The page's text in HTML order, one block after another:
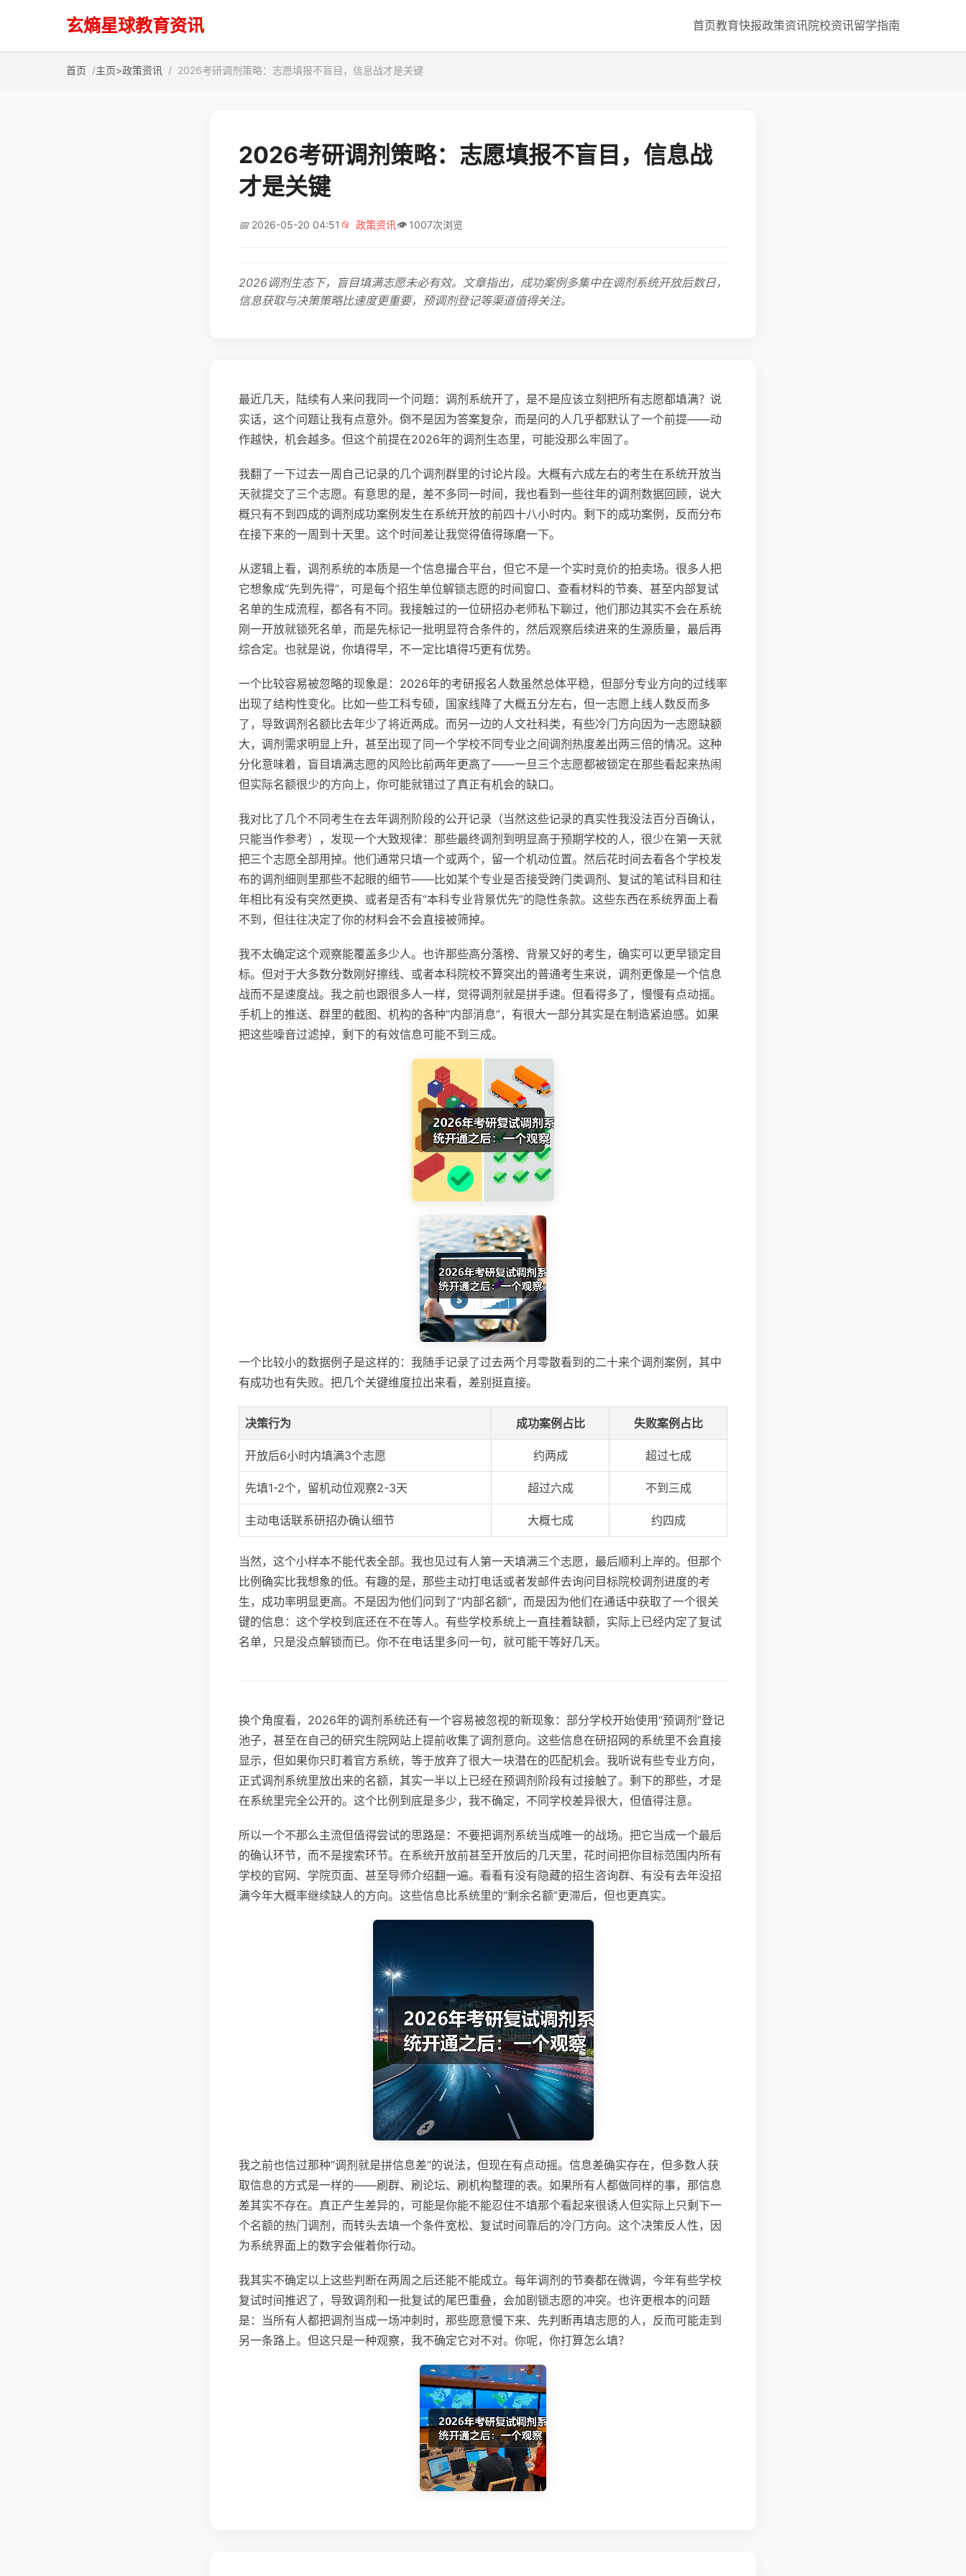
玄熵星球教育资讯 首页教育快报政策资讯院校资讯留学指南
首页 主页>政策资讯 2026考研调剂策略：志愿填报不盲目，信息战才是关键
2026考研调剂策略：志愿填报不盲目，信息战
才是关键
📅 2026-05-20 04:51 📂 政策资讯👁️ 1007次浏览
2026调剂生态下，盲目填满志愿未必有效。文章指出，成功案例多集中在调剂系统开放后数日，
信息获取与决策策略比速度更重要，预调剂登记等渠道值得关注。
最近几天，陆续有人来问我同一个问题：调剂系统开了，是不是应该立刻把所有志愿都填满？说
实话，这个问题让我有点意外。倒不是因为答案复杂，而是问的人几乎都默认了一个前提——动
作越快，机会越多。但这个前提在2026年的调剂生态里，可能没那么牢固了。
我翻了一下过去一周自己记录的几个调剂群里的讨论片段。大概有六成左右的考生在系统开放当
天就提交了三个志愿。有意思的是，差不多同一时间，我也看到一些往年的调剂数据回顾，说大
概只有不到四成的调剂成功案例发生在系统开放的前四十八小时内。剩下的成功案例，反而分布
在接下来的一周到十天里。这个时间差让我觉得值得琢磨一下。
从逻辑上看，调剂系统的本质是一个信息撮合平台，但它不是一个实时竞价的拍卖场。很多人把
它想象成“先到先得”，可是每个招生单位解锁志愿的时间窗口、查看材料的节奏、甚至内部复试
名单的生成流程，都各有不同。我接触过的一位研招办老师私下聊过，他们那边其实不会在系统
刚一开放就锁死名单，而是先标记一批明显符合条件的，然后观察后续进来的生源质量，最后再
综合定。也就是说，你填得早，不一定比填得巧更有优势。
一个比较容易被忽略的现象是：2026年的考研报名人数虽然总体平稳，但部分专业方向的过线率
出现了结构性变化。比如一些工科专硕，国家线降了大概五分左右，但一志愿上线人数反而多
了，导致调剂名额比去年少了将近两成。而另一边的人文社科类，有些冷门方向因为一志愿缺额
大，调剂需求明显上升，甚至出现了同一个学校不同专业之间调剂热度差出两三倍的情况。这种
分化意味着，盲目填满志愿的风险比前两年更高了——一旦三个志愿都被锁定在那些看起来热闹
但实际名额很少的方向上，你可能就错过了真正有机会的缺口。
我对比了几个不同考生在去年调剂阶段的公开记录（当然这些记录的真实性我没法百分百确认，
只能当作参考），发现一个大致规律：那些最终调剂到明显高于预期学校的人，很少在第一天就
把三个志愿全部用掉。他们通常只填一个或两个，留一个机动位置。然后花时间去看各个学校发
布的调剂细则里那些不起眼的细节——比如某个专业是否接受跨门类调剂、复试的笔试科目和往
年相比有没有突然更换、或者是否有“本科专业背景优先”的隐性条款。这些东西在系统界面上看
不到，但往往决定了你的材料会不会直接被筛掉。
我不太确定这个观察能覆盖多少人。也许那些高分落榜、背景又好的考生，确实可以更早锁定目
标。但对于大多数分数刚好擦线、或者本科院校不算突出的普通考生来说，调剂更像是一个信息
战而不是速度战。我之前也跟很多人一样，觉得调剂就是拼手速。但看得多了，慢慢有点动摇。
手机上的推送、群里的截图、机构的各种“内部消息”，有很大一部分其实是在制造紧迫感。如果
把这些噪音过滤掉，剩下的有效信息可能不到三成。
一个比较小的数据例子是这样的：我随手记录了过去两个月零散看到的二十来个调剂案例，其中
有成功也有失败。把几个关键维度拉出来看，差别挺直接。
决策行为 成功案例占比 失败案例占比
开放后6小时内填满3个志愿 约两成 超过七成
先填1-2个，留机动位观察2-3天 超过六成 不到三成
主动电话联系研招办确认细节 大概七成 约四成
当然，这个小样本不能代表全部。我也见过有人第一天填满三个志愿，最后顺利上岸的。但那个
比例确实比我想象的低。有趣的是，那些主动打电话或者发邮件去询问目标院校调剂进度的考
生，成功率明显更高。不是因为他们问到了“内部名额”，而是因为他们在通话中获取了一个很关
键的信息：这个学校到底还在不在等人。有些学校系统上一直挂着缺额，实际上已经内定了复试
名单，只是没点解锁而已。你不在电话里多问一句，就可能干等好几天。
换个角度看，2026年的调剂系统还有一个容易被忽视的新现象：部分学校开始使用“预调剂”登记
池子，甚至在自己的研究生院网站上提前收集了调剂意向。这些信息在研招网的系统里不会直接
显示，但如果你只盯着官方系统，等于放弃了很大一块潜在的匹配机会。我听说有些专业方向，
正式调剂系统里放出来的名额，其实一半以上已经在预调剂阶段有过接触了。剩下的那些，才是
在系统里完全公开的。这个比例到底是多少，我不确定，不同学校差异很大，但值得注意。
所以一个不那么主流但值得尝试的思路是：不要把调剂系统当成唯一的战场。把它当成一个最后
的确认环节，而不是搜索环节。在系统开放前甚至开放后的几天里，花时间把你目标范围内所有
学校的官网、学院页面、甚至导师介绍翻一遍。看看有没有隐藏的招生咨询群、有没有去年没招
满今年大概率继续缺人的方向。这些信息比系统里的“剩余名额”更滞后，但也更真实。
我之前也信过那种“调剂就是拼信息差”的说法，但现在有点动摇。信息差确实存在，但多数人获
取信息的方式是一样的——刷群、刷论坛、刷机构整理的表。如果所有人都做同样的事，那信息
差其实不存在。真正产生差异的，可能是你能不能忍住不填那个看起来很诱人但实际上只剩下一
个名额的热门调剂，而转头去填一个条件宽松、复试时间靠后的冷门方向。这个决策反人性，因
为系统界面上的数字会催着你行动。
我其实不确定以上这些判断在两周之后还能不能成立。每年调剂的节奏都在微调，今年有些学校
复试时间推迟了，导致调剂和一批复试的尾巴重叠，会加剧锁志愿的冲突。也许更根本的问题
是：当所有人都把调剂当成一场冲刺时，那些愿意慢下来、先判断再填志愿的人，反而可能走到
另一条路上。但这只是一种观察，我不确定它对不对。你呢，你打算怎么填？